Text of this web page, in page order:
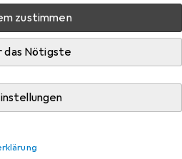
zustimmen
das Nötigste
28cm frypan aus den
Zubehör Kochgeschirr und
Zubehör Kochgeschirr